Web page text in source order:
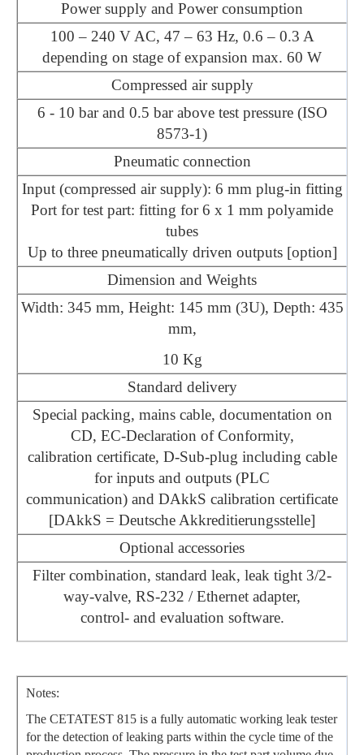
Power supply and Power consumption
100 – 240 V AC, 47 – 63 Hz, 0.6 – 0.3 A
depending on stage of expansion max. 60 W
Compressed air supply
6 - 10 bar and 0.5 bar above test pressure (ISO
8573-1)
Pneumatic connection
Input (compressed air supply): 6 mm plug-in fitting
Port for test part: fitting for 6 x 1 mm polyamide
tubes
Up to three pneumatically driven outputs [option]
Dimension and Weights
Width: 345 mm, Height: 145 mm (3U), Depth: 435
mm,
10 Kg
Standard delivery
Special packing, mains cable, documentation on
CD, EC-Declaration of Conformity,
calibration certificate, D-Sub-plug including cable
for inputs and outputs (PLC
communication) and DAkkS calibration certificate
[DAkkS = Deutsche Akkreditierungsstelle]
Optional accessories
Filter combination, standard leak, leak tight 3/2-
way-valve, RS-232 / Ethernet adapter,
control- and evaluation software.
Notes:
The CETATEST 815 is a fully automatic working leak tester
for the detection of leaking parts within the cycle time of the